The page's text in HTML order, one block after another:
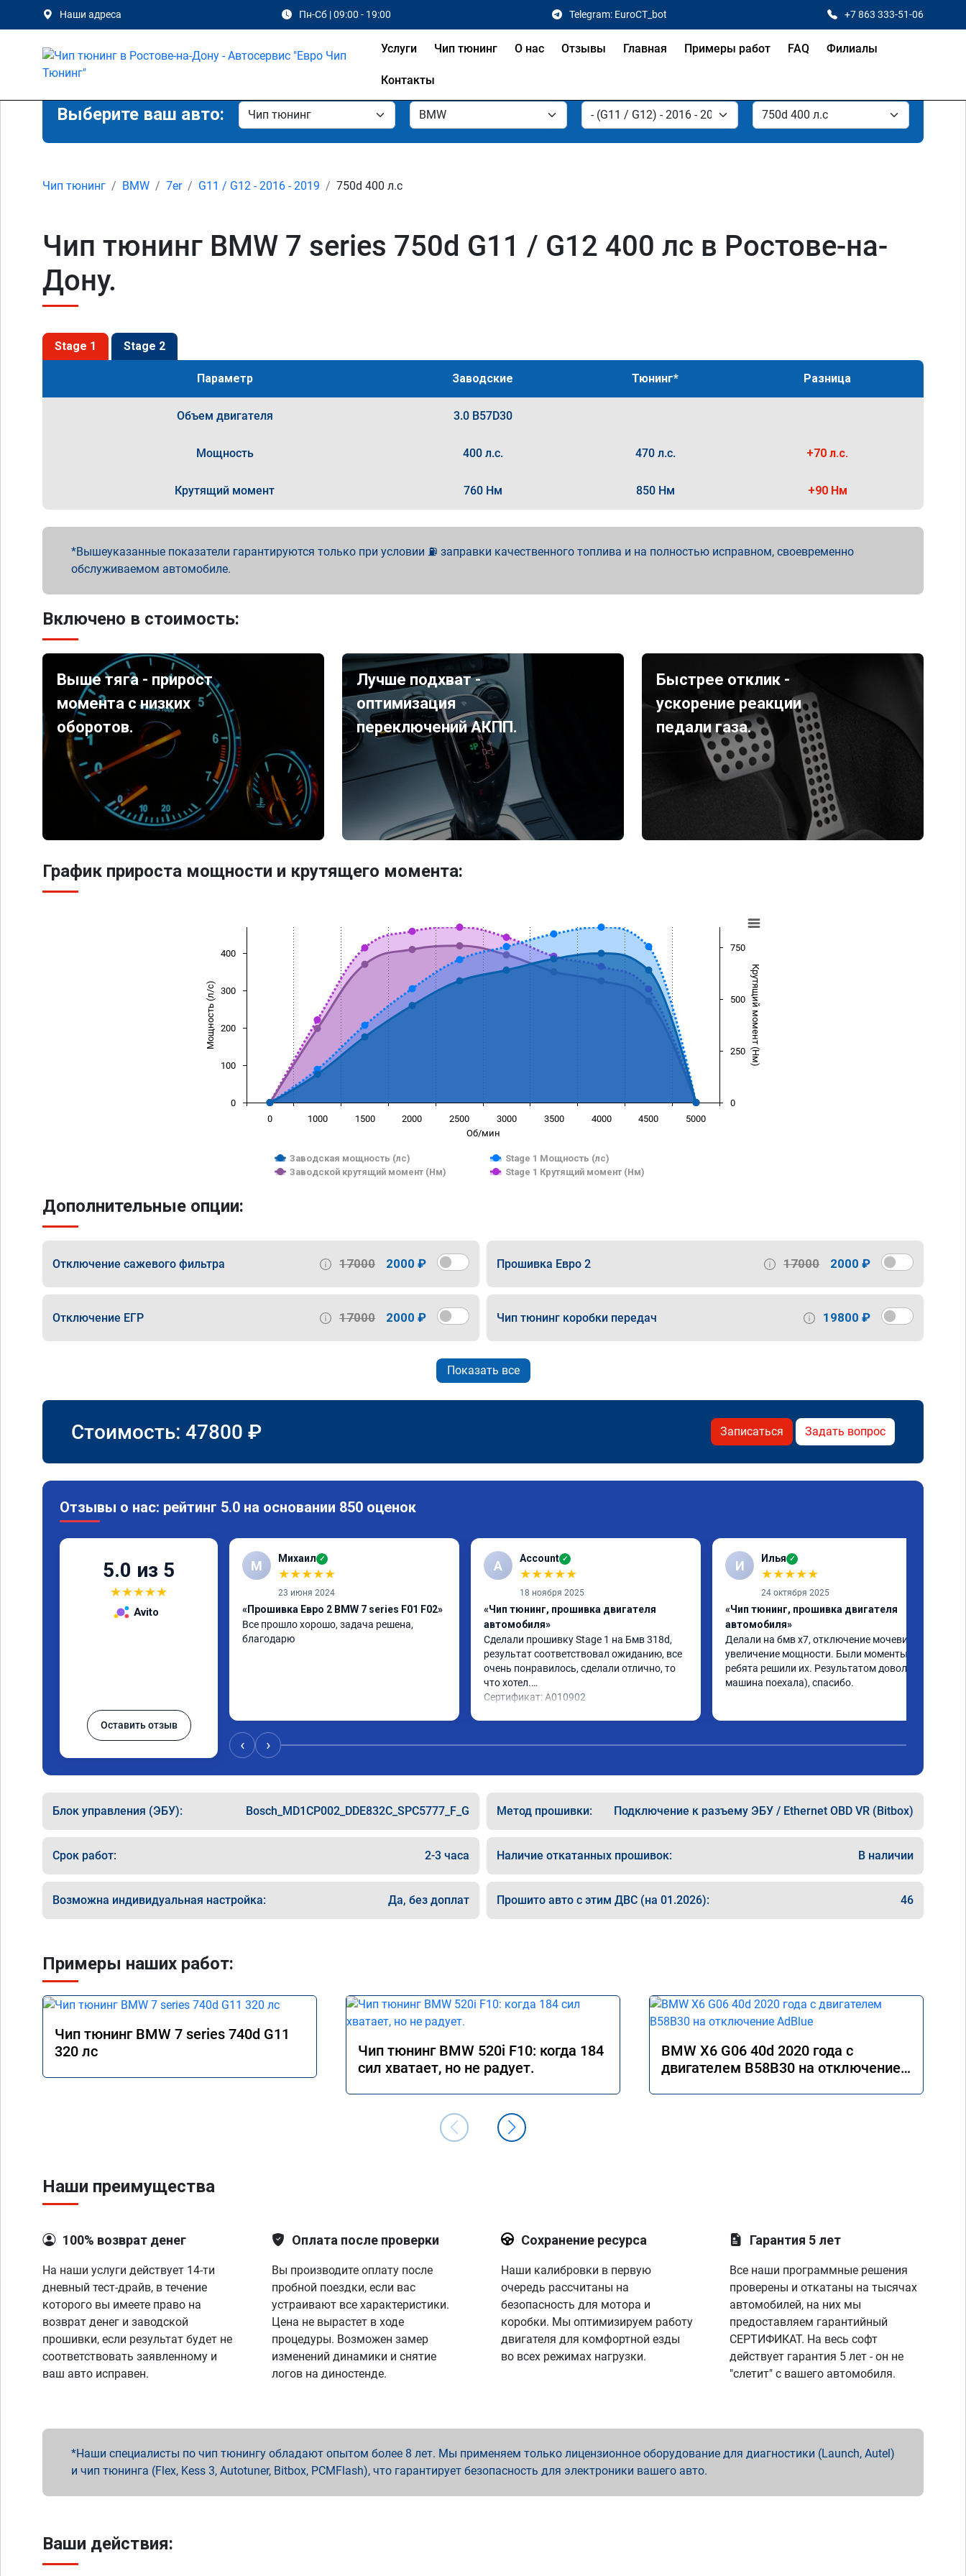
Наши адреса Пн-Сб | 09:00 - 19:00 Telegram: EuroCT_bot +7 863 333-51-06
Услуги Чип тюнинг О нас Отзывы Главная Примеры работ FAQ Филиалы
Контакты
Выберите ваш авто:
Чип тюнинг BMW 7er G11 / G12 - 2016 - 2019 750d 400 л.с
Чип тюнинг BMW 7 series 750d G11 / G12 400 лс в Ростове-на-
Дону.
Stage 1 Stage 2
Параметр Заводские Тюнинг* Разница
Объем двигателя 3.0 B57D30
Мощность 400 л.с. 470 л.с. +70 л.с.
Крутящий момент 760 Нм 850 Нм +90 Нм
Вышеуказанные показатели гарантируются только при условии ⛽ заправки качественного топлива и на полностью исправном, своевременно
обслуживаемом автомобиле.
Включено в стоимость:
Выше тяга - прирост
момента с низких
оборотов.
Лучше подхват -
оптимизация
переключений АКПП.
Быстрее отклик -
ускорение реакции
педали газа.
График прироста мощности и крутящего момента:
Об/мин
Мощность (л/с) Крутящий момент (Нм)
Заводская мощность (лс)
Stage 1 Мощность (лс)
Заводской крутящий момент (Нм)
Stage 1 Крутящий момент (Нм)
0 1000 1500 2000 2500 3000 3500 4000 4500 5000
0
100
200
300
400
0
250
500
750
Дополнительные опции:
Отключение сажевого фильтра 17000 2000 ₽ Прошивка Евро 2 17000 2000 ₽
Отключение ЕГР 17000 2000 ₽ Чип тюнинг коробки передач 19800 ₽
Показать все
Стоимость: 47800 ₽ Записаться Задать вопрос
Отзывы о нас: рейтинг 5.0 на основании 850 оценок
5.0 из 5
★★★★★
Avito
Оставить отзыв
М Михаил ✓
★★★★★
23 июня 2024
«Прошивка Евро 2 BMW 7 series F01 F02»
Все прошло хорошо, задача решена,
благодарю
A Account ✓
★★★★★
18 ноября 2025
«Чип тюнинг, прошивка двигателя
автомобиля»
Сделали прошивку Stage 1 на Бмв 318d,
результат соответствовал ожиданию, все
очень понравилось, сделали отлично, то
что хотел.
Сертификат: A010902
И Илья ✓
★★★★★
24 октября 2025
«Чип тюнинг, прошивка двигателя
автомобиля»
Делали на бмв х7, отключение мочевины и
увеличение мощности. Были моменты, но
ребята решили их. Результатом доволен,
машина поехала), спасибо.
‹ ›
Блок управления (ЭБУ): Bosch_MD1CP002_DDE832C_SPC5777_F_G Метод прошивки: Подключение к разъему ЭБУ / Ethernet OBD VR (Bitbox)
Срок работ: 2-3 часа Наличие откатанных прошивок: В наличии
Возможна индивидуальная настройка: Да, без доплат Прошито авто с этим ДВС (на 01.2026): 46
Примеры наших работ:
Чип тюнинг BMW 7 series 740d G11
320 лс
Чип тюнинг BMW 520i F10: когда 184
сил хватает, но не радует.
BMW X6 G06 40d 2020 года с
двигателем B58B30 на отключение
Наши преимущества
100% возврат денег
На наши услуги действует 14-ти
дневный тест-драйв, в течение
которого вы имеете право на
возврат денег и заводской
прошивки, если результат будет не
соответствовать заявленному и
ваш авто исправен.
Оплата после проверки
Вы производите оплату после
пробной поездки, если вас
устраивают все характеристики.
Цена не вырастет в ходе
процедуры. Возможен замер
изменений динамики и снятие
логов на диностенде.
Сохранение ресурса
Наши калибровки в первую
очередь рассчитаны на
безопасность для мотора и
коробки. Мы оптимизируем работу
двигателя для комфортной езды
во всех режимах нагрузки.
Гарантия 5 лет
Все наши программные решения
проверены и откатаны на тысячах
автомобилей, на них мы
предоставляем гарантийный
СЕРТИФИКАТ. На весь софт
действует гарантия 5 лет - он не
"слетит" с вашего автомобиля.
Наши специалисты по чип тюнингу обладают опытом более 8 лет. Мы применяем только лицензионное оборудование для диагностики (Launch, Autel)
и чип тюнинга (Flex, Kess 3, Autotuner, Bitbox, PCMFlash), что гарантирует безопасность для электроники вашего авто.
Ваши действия: